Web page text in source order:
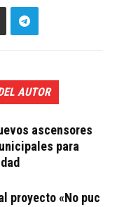
AUTOR
ascensores
para
proyecto «No puc